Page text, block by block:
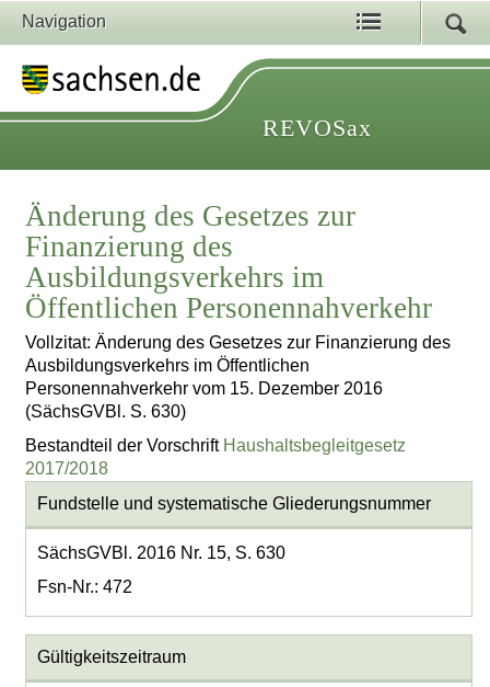
Navigation
REVOSax
Änderung des Gesetzes zur
Finanzierung des
Ausbildungsverkehrs im
Öffentlichen Personennahverkehr
Vollzitat: Änderung des Gesetzes zur Finanzierung des
Ausbildungsverkehrs im Öffentlichen
Personennahverkehr vom 15. Dezember 2016
(SächsGVBl. S. 630)
Bestandteil der Vorschrift Haushaltsbegleitgesetz
2017/2018
Fundstelle und systematische Gliederungsnummer
SächsGVBl. 2016 Nr. 15, S. 630
Fsn-Nr.: 472
Gültigkeitszeitraum